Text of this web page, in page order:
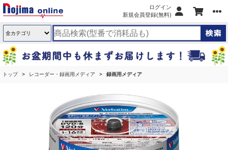
ログイン
新規会員登録(無料)
トップ レコーダー・録画用メディア 録画用メディア